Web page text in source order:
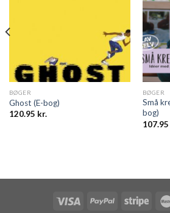
BØGER
Ghost (E-bog)
120.95 kr.
BØGER
Små
bog)
107.95